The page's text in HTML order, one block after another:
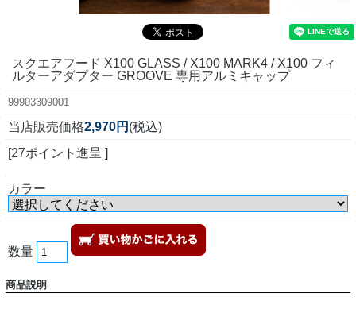
スクエアフード X100 GLASS / X100 MARK4 / X100 フィ
ルターアダプター GROOVE 専用アルミキャップ
99903309001
当店販売価格2,970円 (税込)
[27ポイント進呈 ]
カラー
数量
商品説明